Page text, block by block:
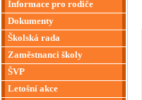
Informace pro rodiče
Dokumenty
Školská rada
Zaměstnanci školy
ŠVP
Letošní akce